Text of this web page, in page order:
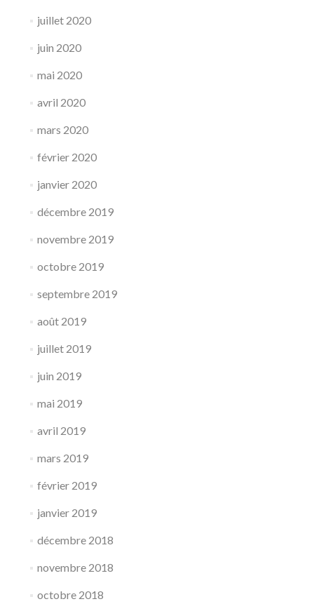
juillet 2020
juin 2020
mai 2020
avril 2020
mars 2020
février 2020
janvier 2020
décembre 2019
novembre 2019
octobre 2019
septembre 2019
août 2019
juillet 2019
juin 2019
mai 2019
avril 2019
mars 2019
février 2019
janvier 2019
décembre 2018
novembre 2018
octobre 2018